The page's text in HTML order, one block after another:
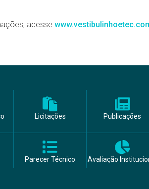
acesse
Licitações Publicações
Parecer Técnico Avaliação